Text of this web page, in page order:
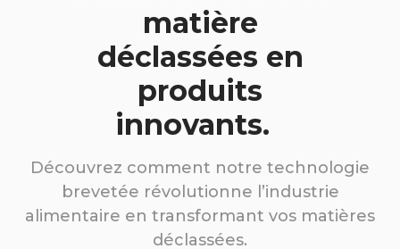
matière
déclassées en
produits
innovants.
Découvrez comment notre technologie
brevetée révolutionne l’industrie
alimentaire en transformant vos matières
déclassées.